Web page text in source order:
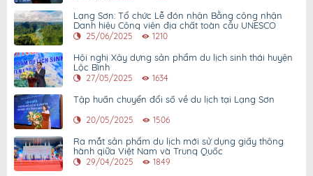
Lạng Sơn: Tổ chức Lễ đón nhận Bằng công nhận
Danh hiệu Công viên địa chất toàn cầu UNESCO
25/06/2025 1210
Hội nghị Xây dựng sản phẩm du lịch sinh thái huyện
Lộc Bình
27/05/2025 1634
Tập huấn chuyển đổi số về du lịch tại Lạng Sơn
20/05/2025 1506
Ra mắt sản phẩm du lịch mới sử dụng giấy thông
hành giữa Việt Nam và Trung Quốc
29/04/2025 1849